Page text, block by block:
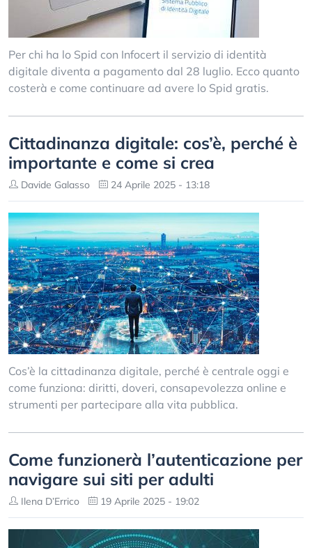
Per chi ha lo Spid con Infocert il servizio di identità
digitale diventa a pagamento dal 28 luglio. Ecco quanto
costerà e come continuare ad avere lo Spid gratis.
Cittadinanza digitale: cos’è, perché è
importante e come si crea
Davide Galasso 24 Aprile 2025 - 13:18
Cos’è la cittadinanza digitale, perché è centrale oggi e
come funziona: diritti, doveri, consapevolezza online e
strumenti per partecipare alla vita pubblica.
Come funzionerà l’autenticazione per
navigare sui siti per adulti
Ilena D’Errico 19 Aprile 2025 - 19:02